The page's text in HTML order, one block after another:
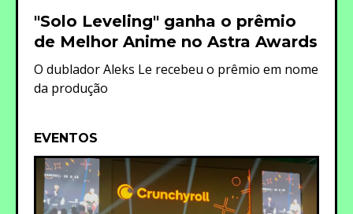
"Solo Leveling" ganha o prêmio
de Melhor Anime no Astra Awards
O dublador Aleks Le recebeu o prêmio em nome
da produção
EVENTOS